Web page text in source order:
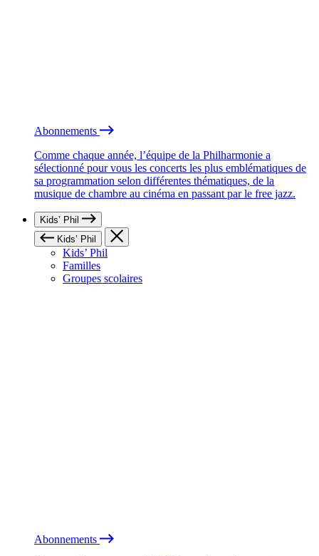
Abonnements
Comme chaque année, l’équipe de la Philharmonie a
sélectionné pour vous les concerts les plus emblématiques de
sa programmation selon différentes thématiques, de la
musique de chambre au cinéma en passant par le free jazz.
Kids’ Phil
Kids’ Phil
Kids’ Phil
Familles
Groupes scolaires
Abonnements